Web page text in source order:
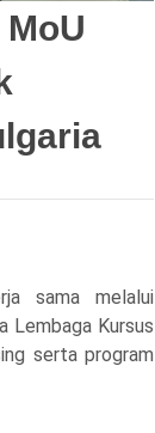
sama melalui
Lembaga Kursus
serta program